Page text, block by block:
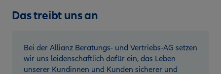
Das treibt uns an
Bei der Allianz Beratungs- und Vertriebs-AG setzen
wir uns leidenschaftlich dafür ein, das Leben
unserer Kundinnen und Kunden sicherer und